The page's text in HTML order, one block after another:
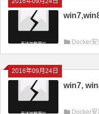
Docker
2016年09月24日
win7,
Docker